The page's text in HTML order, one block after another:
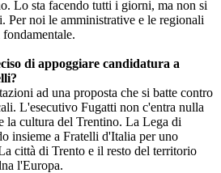
Lo sta facendo tutti i giorni, ma non si
Per noi le amministrative e le regionali
di appoggiare candidatura a
ad una proposta che si batte contro
L'esecutivo Fugatti non c'entra nulla
la cultura del Trentino. La Lega di
insieme a Fratelli d'Italia per uno
città di Trento e il resto del territorio
l'Europa.